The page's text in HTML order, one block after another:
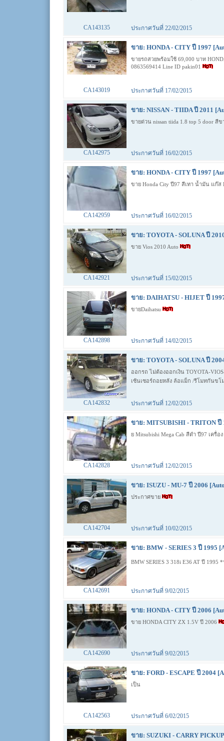
CA143135 ประกาศวันที่ 22/02/2015
ขาย: HONDA - CITY ปี 1997
ขายรถสวยพร้อมใช้ 69,000 บาท
0863569414 Line ID pakin01
CA143019 ประกาศวันที่ 17/02/2015
ขาย: NISSAN - TIIDA ปี 2011
ขายด่วน nissan tiida 1.8 top 5 door สี
CA142975 ประกาศวันที่ 16/02/2015
ขาย: HONDA - CITY ปี 1997
ขาย Honda City ปี97 สีเทา น้ำมัน แก๊
CA142959 ประกาศวันที่ 16/02/2015
ขาย: TOYOTA - SOLUNA ปี
ขาย Vios 2010 Auto
CA142921 ประกาศวันที่ 15/02/2015
ขาย: DAIHATSU - HIJET ปี
ขายDaihatsu
CA142898 ประกาศวันที่ 14/02/2015
ขาย: TOYOTA - SOLUNA ปี
ออกรถ ไม่ต้องออกเงิน TOYOTA-
เซ้นเซอร์ถอยหลัง ล้อแม็ก /รีโมทกันขโ
CA142832 ประกาศวันที่ 12/02/2015
ขาย: MITSUBISHI - TRITON ปี
ย Mitsubishi Mega Cab สีดำ ปี97 เครื่
CA142828 ประกาศวันที่ 12/02/2015
ขาย: ISUZU - MU-7 ปี 2006
ประกาศขาย
CA142704 ประกาศวันที่ 10/02/2015
ขาย: BMW - SERIES 3 ปี 1995
BMW SERIES 3 318i E36 AT ปี
CA142691 ประกาศวันที่ 9/02/2015
ขาย: HONDA - CITY ปี 2006
ขาย HONDA CITY ZX 1.5V ปี 2006
CA142690 ประกาศวันที่ 9/02/2015
ขาย: FORD - ESCAPE ปี 2004
เป็น
CA142563 ประกาศวันที่ 6/02/2015
ขาย: SUZUKI - CARRY